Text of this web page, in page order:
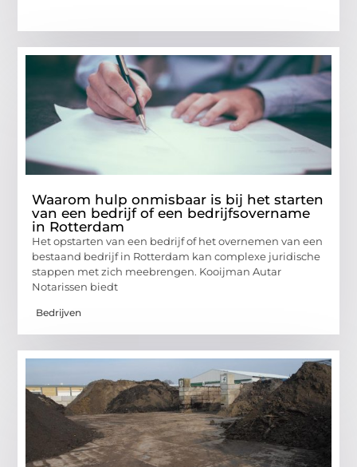
Waarom hulp onmisbaar is bij het starten
van een bedrijf of een bedrijfsovername
in Rotterdam
Het opstarten van een bedrijf of het overnemen van een
bestaand bedrijf in Rotterdam kan complexe juridische
stappen met zich meebrengen. Kooijman Autar
Notarissen biedt
Bedrijven